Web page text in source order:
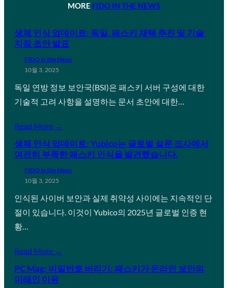
MORE FIDO IN THE NEWS
생체 인식 업데이트: 독일, 패스키 채택 추진 및 기술
지침 초안 발표
FIDO in the News
10월 3, 2025
독일 연방 정보 보안국(BSI)은 패스키 서버 구성에 대한
기술적 고려 사항을 설명하는 문서 초안에 대한…
Read More →
생체 인식 업데이트: Yubico는 글로벌 설문 조사에서
여전히 부족한 패스키 인식을 발견했습니다.
FIDO in the News
10월 3, 2025
인식된 사이버 보안과 실제 취약성 사이에는 지속적인 단
절이 있습니다. 이것이 Yubico의 2025년 글로벌 인증 현
황…
Read More →
PC Mag: 비밀번호 버리기: 패스키가 온라인 보안의
미래인 이유